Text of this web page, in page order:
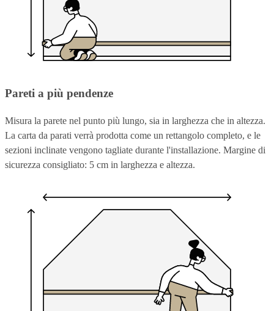
Pareti a più pendenze
Misura la parete nel punto più lungo, sia in larghezza che in altezza.
La carta da parati verrà prodotta come un rettangolo completo, e le
sezioni inclinate vengono tagliate durante l'installazione. Margine di
sicurezza consigliato: 5 cm in larghezza e altezza.